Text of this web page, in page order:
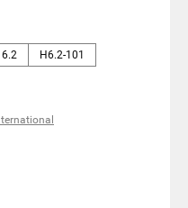
6.2 H6.2-101